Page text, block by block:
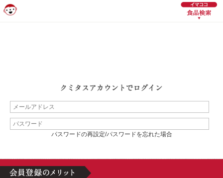
パスワードの再設定/パスワードを忘れた場合